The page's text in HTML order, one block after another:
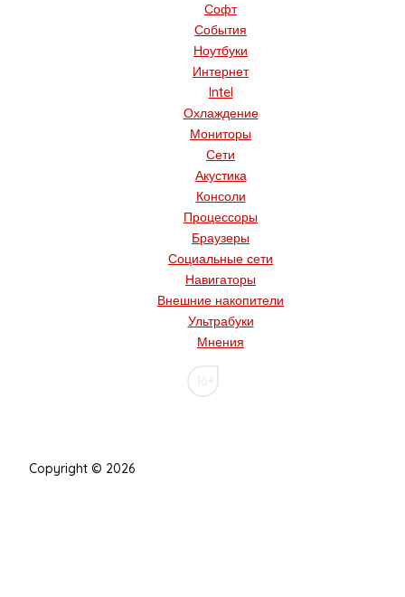
Софт
События
Ноутбуки
Интернет
Intel
Охлаждение
Мониторы
Сети
Акустика
Консоли
Процессоры
Браузеры
Социальные сети
Навигаторы
Внешние накопители
Ультрабуки
Мнения
Copyright © 2026